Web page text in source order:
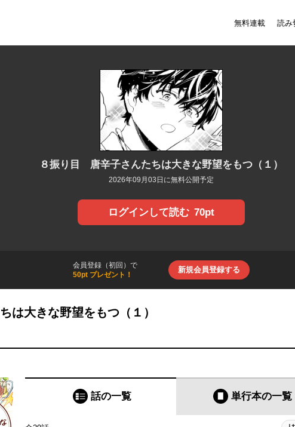
無料連載 読み
８振り目 唐辛子さんたちは大きな野望をもつ（１）
2026年09月03日に無料公開予定
ログインして読む 70pt
会員登録（初回）で
50pt プレゼント！
新規会員登録する
は大きな野望をもつ（１）
話の一覧 単行本の一覧